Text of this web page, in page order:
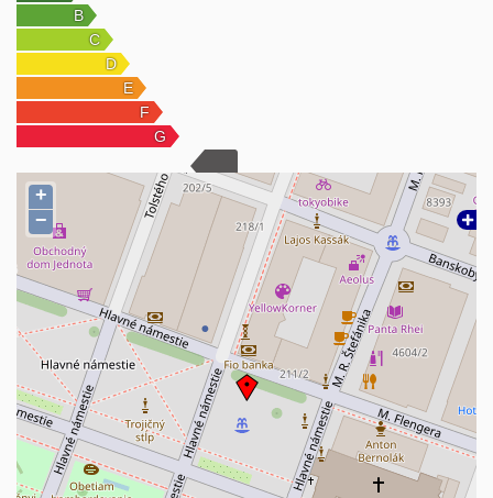
- obvodové múry v suteréne sú osadené na betónových
základoch s izoláciou proti zemnej vlhkosti
- múry a priečky sú z tehál, strop je železobetónový
- rozvod vody, kanalizácie, plynu a elektriny je v suteréne
- kúrenie je ústredné radiátorové na plynový kotol v obývačke je
krb s otvoreným ohniskom. Na pozemku sa nachádza ďalšia
garáž o rozlohe 36 m2 a zimná záhrada.
Ak máte záujem o obhliadku, neváhajte ma kontaktovať Szokolová
0915 873 906
V cene nehnuteľnosti je zahrnutý kompletný realitný servis ako
zabezpečenie rezervačnej zmluvy, kúpnej zmluvy, vrátane
provízie, prepis energií, zabezpečenie kompletného právneho
servisu v notárskej kancelárii,
autorizácia zmlúv a poplatkov spojených s prevodom vlastníckych
práv na kataster
+
−